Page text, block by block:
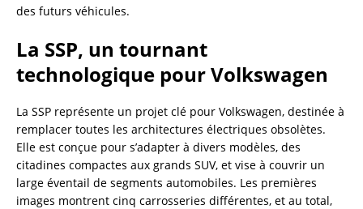
des futurs véhicules.
La SSP, un tournant
technologique pour Volkswagen
La SSP représente un projet clé pour Volkswagen, destinée à
remplacer toutes les architectures électriques obsolètes.
Elle est conçue pour s’adapter à divers modèles, des
citadines compactes aux grands SUV, et vise à couvrir un
large éventail de segments automobiles. Les premières
images montrent cinq carrosseries différentes, et au total,